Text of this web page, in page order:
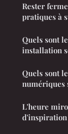
Rester
pratiques à
Quels sont
installation
Quels sont
numériques
L'heure
d'inspiration